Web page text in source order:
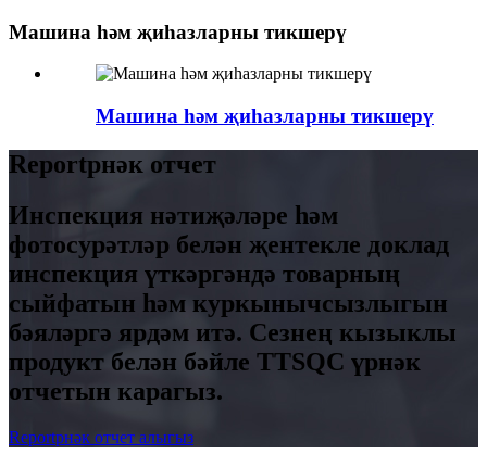
Машина һәм җиһазларны тикшерү
Машина һәм җиһазларны тикшерү
Reportрнәк отчет
Инспекция нәтиҗәләре һәм
фотосурәтләр белән җентекле доклад
инспекция үткәргәндә товарның
сыйфатын һәм куркынычсызлыгын
бәяләргә ярдәм итә. Сезнең кызыклы
продукт белән бәйле TTSQC үрнәк
отчетын карагыз.
Reportрнәк отчет алыгыз